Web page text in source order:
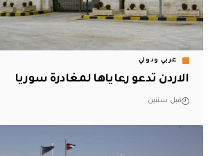
عربي ودولي
الاردن تدعو رعاياها لمغادرة سوريا
قبل سنتين